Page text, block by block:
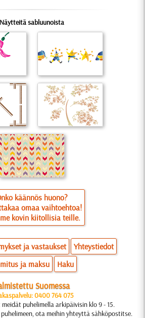
Näytteitä sabluunoista
käännös huono?
omaa vaihtoehtoa!
kovin kiitollisia teille.
ja vastaukset
Yhteystiedot
ja maksu
Haku
Suomessa
0400 764 075
puhelimella arkipäivisin klo 9 - 15.
ota meihin yhteyttä sähköpostitse.